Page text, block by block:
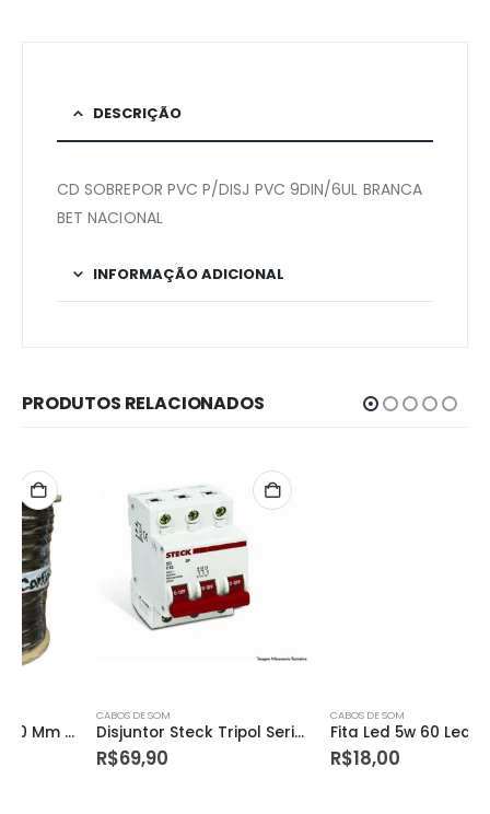
DESCRIÇÃO
CD SOBREPOR PVC P/DISJ PVC 9DIN/6UL BRANCA
BET NACIONAL
INFORMAÇÃO ADICIONAL
PRODUTOS RELACIONADOS
Disjuntor Steck Tripol Serie Sd63 C 63a Curva C 3ka Fita Led 5w 60 Leds/m 20m 127v Ip67 Azul